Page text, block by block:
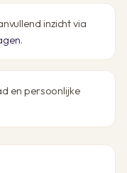
inzicht via
.
en persoonlijke